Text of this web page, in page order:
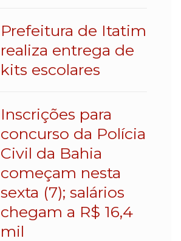
Prefeitura de Itatim
realiza entrega de
kits escolares
Inscrições para
concurso da Polícia
Civil da Bahia
começam nesta
sexta (7); salários
chegam a R$ 16,4
mil